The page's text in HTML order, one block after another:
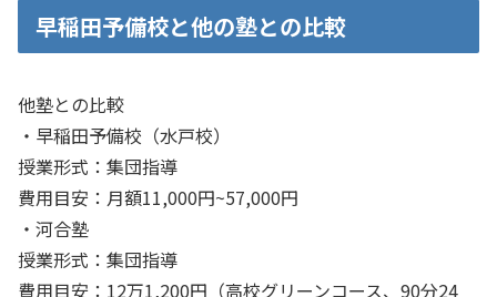
早稲田予備校と他の塾との比較
他塾との比較
・早稲田予備校（水戸校）
授業形式：集団指導
費用目安：月額11,000円~57,000円
・河合塾
授業形式：集団指導
費用目安：12万1,200円（高校グリーンコース、90分24